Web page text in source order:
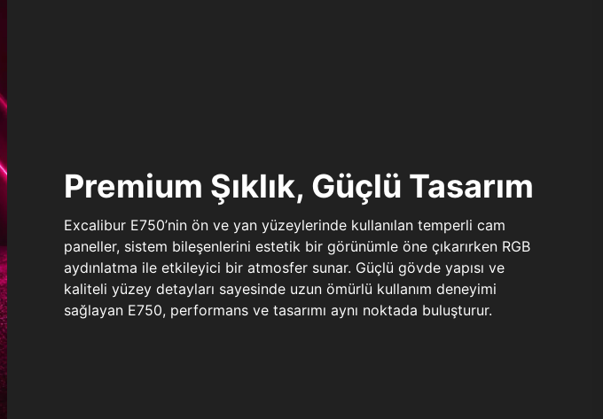
Premium Şıklık, Güçlü Tasarım
Excalibur E750’nin ön ve yan yüzeylerinde kullanılan temperli cam
paneller, sistem bileşenlerini estetik bir görünümle öne çıkarırken RGB
aydınlatma ile etkileyici bir atmosfer sunar. Güçlü gövde yapısı ve
kaliteli yüzey detayları sayesinde uzun ömürlü kullanım deneyimi
sağlayan E750, performans ve tasarımı aynı noktada buluşturur.